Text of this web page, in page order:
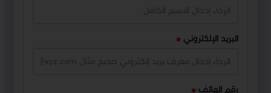
البريد الإلكتروني
رقم الهاتف